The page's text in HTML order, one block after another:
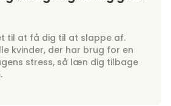
til at få dig til at slappe af.
kvinder, der har brug for en
stress, så læn dig tilbage